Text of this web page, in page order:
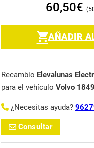
60,50€
AÑADIR
Recambio Elevalunas
para el vehículo Volvo
¿Necesitas ayuda?
Consultar